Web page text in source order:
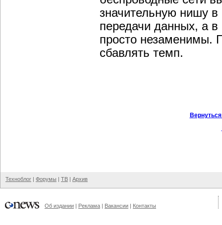
значительную нишу в
передачи данных, а в
просто незаменимы.
сбавлять темп.
Техноблог | Форумы | ТВ | Архив
Об издании | Реклама | Вакансии | Контакты